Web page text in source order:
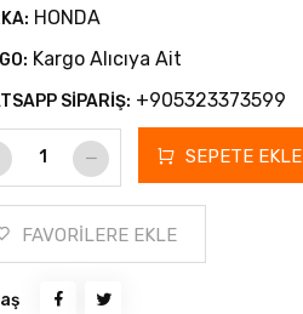
HONDA
Kargo Alıcıya Ait
SİPARİŞ: +905323373599
SEPETE EKLE
FAVORİLERE EKLE